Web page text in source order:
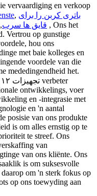
vervaardiging en verkoop
, باتری کربن را برای
قایق ها سرب,
, Ons het
Vertrou op gunstige
hou ons
met baie kolleges en
voordele van die
mededingendheid het.
ontwikkelings, voer
en -integrasie met
en 'n aantal
posisie van ons produkte
is om alles ernstig op te
te streef. Ons
van
van ons kliënte. Ons
is om suksesvolle
om 'n sterk fokus op
op ons toewyding aan